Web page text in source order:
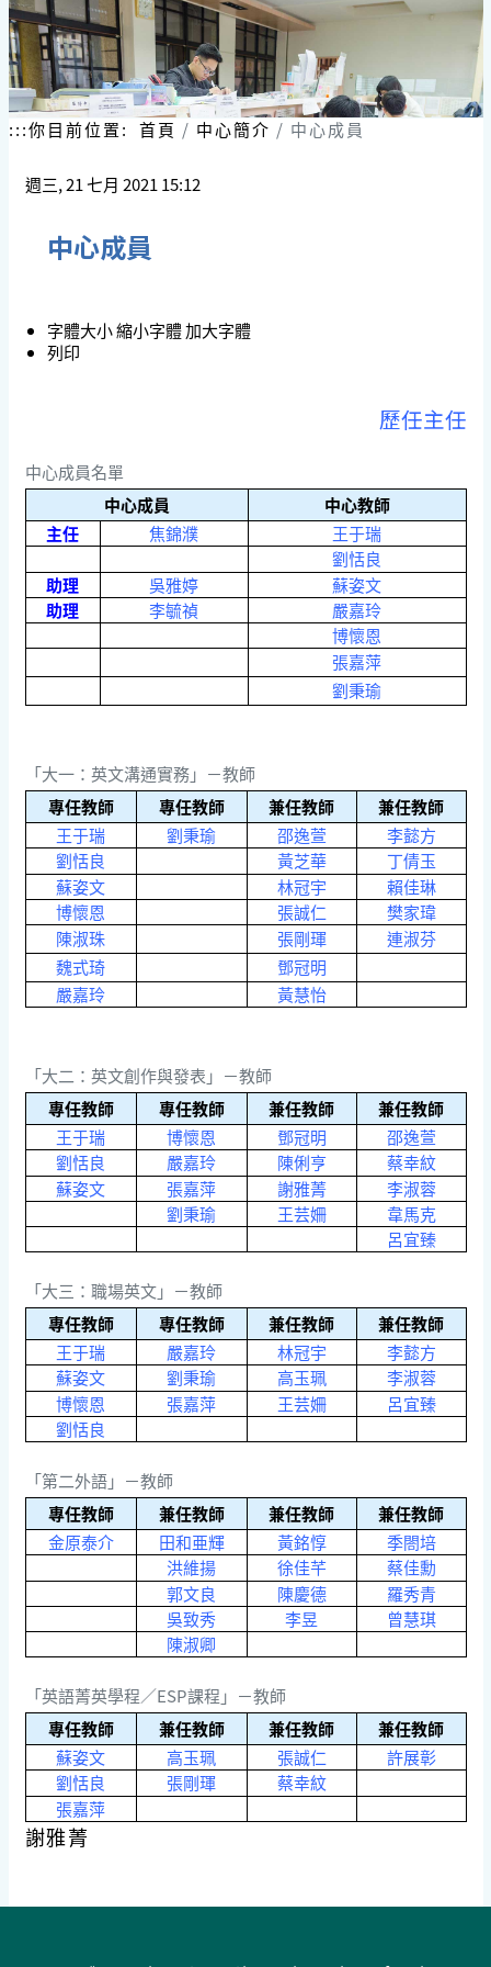
跳
到
主
要
內
容
區
:::你目前位置: 首頁 中心簡介 中心成員
週三, 21 七月 2021 15:12
中心成員
字體大小縮小字體加大字體
列印
歷任主任
中心成員名單
中心成員
中心教師
主任
焦錦濮
王于瑞
劉恬良
助理
吳雅婷
蘇姿文
助理
李毓禎
嚴嘉玲
博懷恩
張嘉萍
劉秉瑜
「大一：英文溝通實務」－教師
專任教師
專任教師 兼任教師
兼任教師
王于瑞
劉秉瑜 邵逸萱
李懿方
劉恬良
黃芝華
丁倩玉
蘇姿文
林冠宇
賴佳琳
博懷恩
張誠仁
樊家瑋
陳淑珠
張剛琿
連淑芬
魏式琦
鄧冠明
嚴嘉玲
黃慧怡
「大二：英文創作與發表」－教師
專任教師
專任教師 兼任教師
兼任教師
王于瑞
博懷恩 鄧冠明
邵逸萱
劉恬良
嚴嘉玲 陳俐亨
蔡幸紋
蘇姿文
張嘉萍 謝雅菁
李淑蓉
劉秉瑜
王芸姍
韋馬克
呂宜臻
「大三：職場英文」－教師
專任教師
專任教師 兼任教師
兼任教師
王于瑞
嚴嘉玲 林冠宇
李懿方
蘇姿文
劉秉瑜 高玉珮
李淑蓉
博懷恩
張嘉萍 王芸姍
呂宜臻
劉恬良
「第二外語」－教師
專任教師
兼任教師 兼任教師
兼任教師
金原泰介
田和亜輝 黃銘惇
季閤培
洪維揚
徐佳芊
蔡佳勳
郭文良
陳慶德
羅秀青
吳致秀
李昱
曾慧琪
陳淑卿
「英語菁英學程／ESP課程」－教師
專任教師
兼任教師 兼任教師
兼任教師
蘇姿文
高玉珮 張誠仁
許展彰
劉恬良
張剛琿
蔡幸紋
張嘉萍
謝雅菁